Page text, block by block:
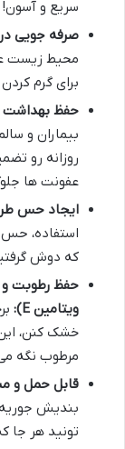
سریع و آسون!
صرفه جویی در
محیط زیست
برای گرم
حفظ بهداشت
بیماران و
روزانه رو
عفونت ها
ایجاد حس
استفاده،
که دوش
حفظ رطوبت و
ویتامین E):
خشک کنن،
مرطوب نگه
قابل حمل و
بندیش
تونید هر جا